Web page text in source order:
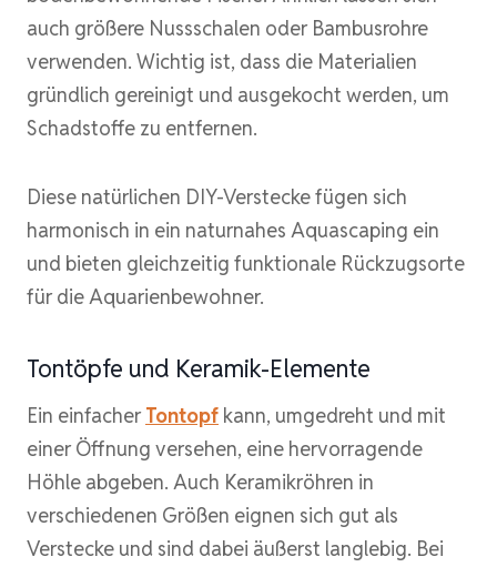
auch größere Nussschalen oder Bambusrohre
verwenden. Wichtig ist, dass die Materialien
gründlich gereinigt und ausgekocht werden, um
Schadstoffe zu entfernen.
Diese natürlichen DIY-Verstecke fügen sich
harmonisch in ein naturnahes Aquascaping ein
und bieten gleichzeitig funktionale Rückzugsorte
für die Aquarienbewohner.
Tontöpfe und Keramik-Elemente
Ein einfacherTontopf kann, umgedreht und mit
einer Öffnung versehen, eine hervorragende
Höhle abgeben. Auch Keramikröhren in
verschiedenen Größen eignen sich gut als
Verstecke und sind dabei äußerst langlebig. Bei